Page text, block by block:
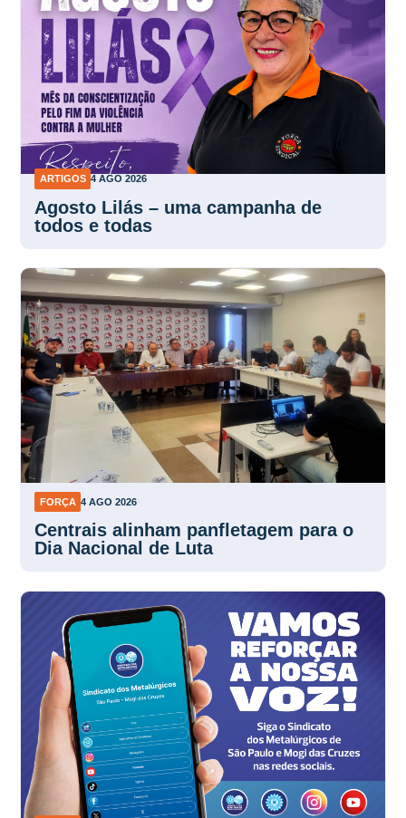
ARTIGOS 4 AGO 2026
Agosto Lilás – uma campanha de
todos e todas
FORÇA 4 AGO 2026
Centrais alinham panfletagem para o
Dia Nacional de Luta